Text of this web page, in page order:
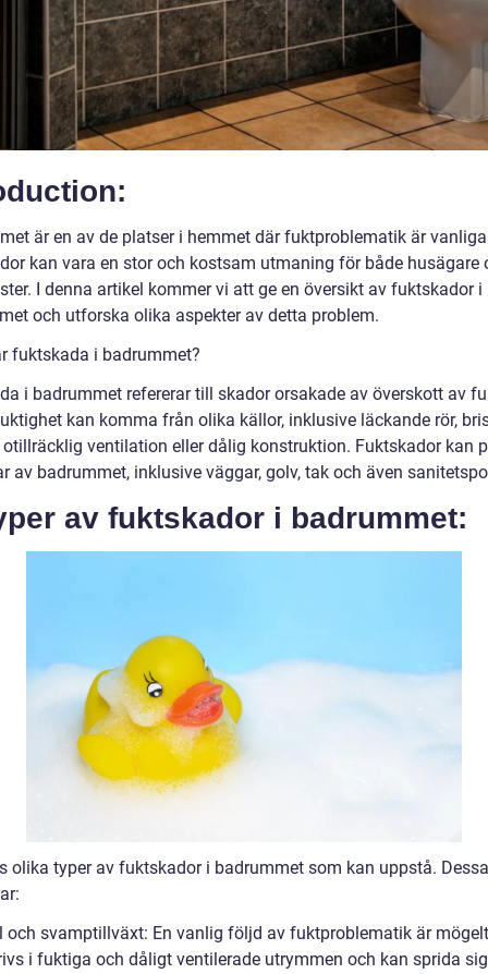
är en av de platser i hemmet där fuktproblematik är
kan vara en stor och kostsam utmaning för både husägare
I denna artikel kommer vi att ge en översikt av fuktskador i
och utforska olika aspekter av detta problem.
fuktskada i badrummet?
i badrummet refererar till skador orsakade av överskott av
kan komma från olika källor, inklusive läckande rör,
ventilation eller dålig konstruktion. Fuktskador kan
av badrummet, inklusive väggar, golv, tak och även
av fuktskador i badrummet:
olika typer av fuktskador i badrummet som kan uppstå. Dessa
och svamptillväxt: En vanlig följd av fuktproblematik är
i fuktiga och dåligt ventilerade utrymmen och kan sprida